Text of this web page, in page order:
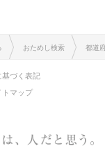
おためし検索 都道
基づく表記
トマップ